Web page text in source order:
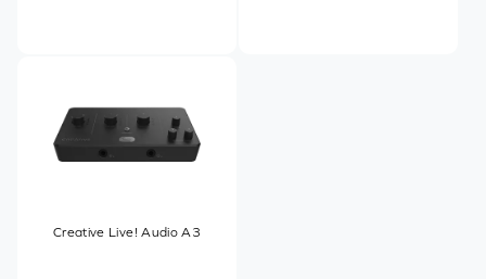
Creative Live! Audio A3